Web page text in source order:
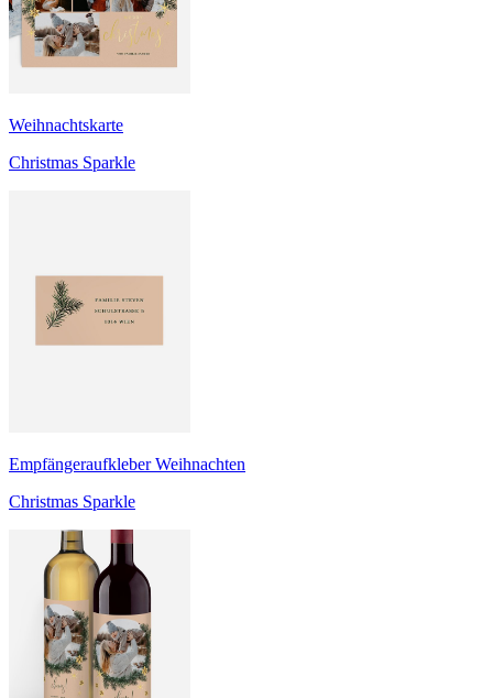
Weihnachtskarte
Christmas Sparkle
Empfängeraufkleber Weihnachten
Christmas Sparkle